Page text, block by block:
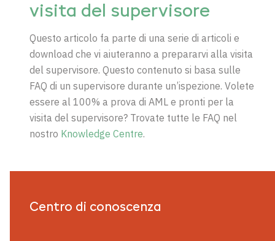
visita del supervisore
Questo articolo fa parte di una serie di articoli e
download che vi aiuteranno a prepararvi alla visita
del supervisore. Questo contenuto si basa sulle
FAQ di un supervisore durante un’ispezione. Volete
essere al 100% a prova di AML e pronti per la
visita del supervisore? Trovate tutte le FAQ nel
nostro Knowledge Centre.
Centro di conoscenza